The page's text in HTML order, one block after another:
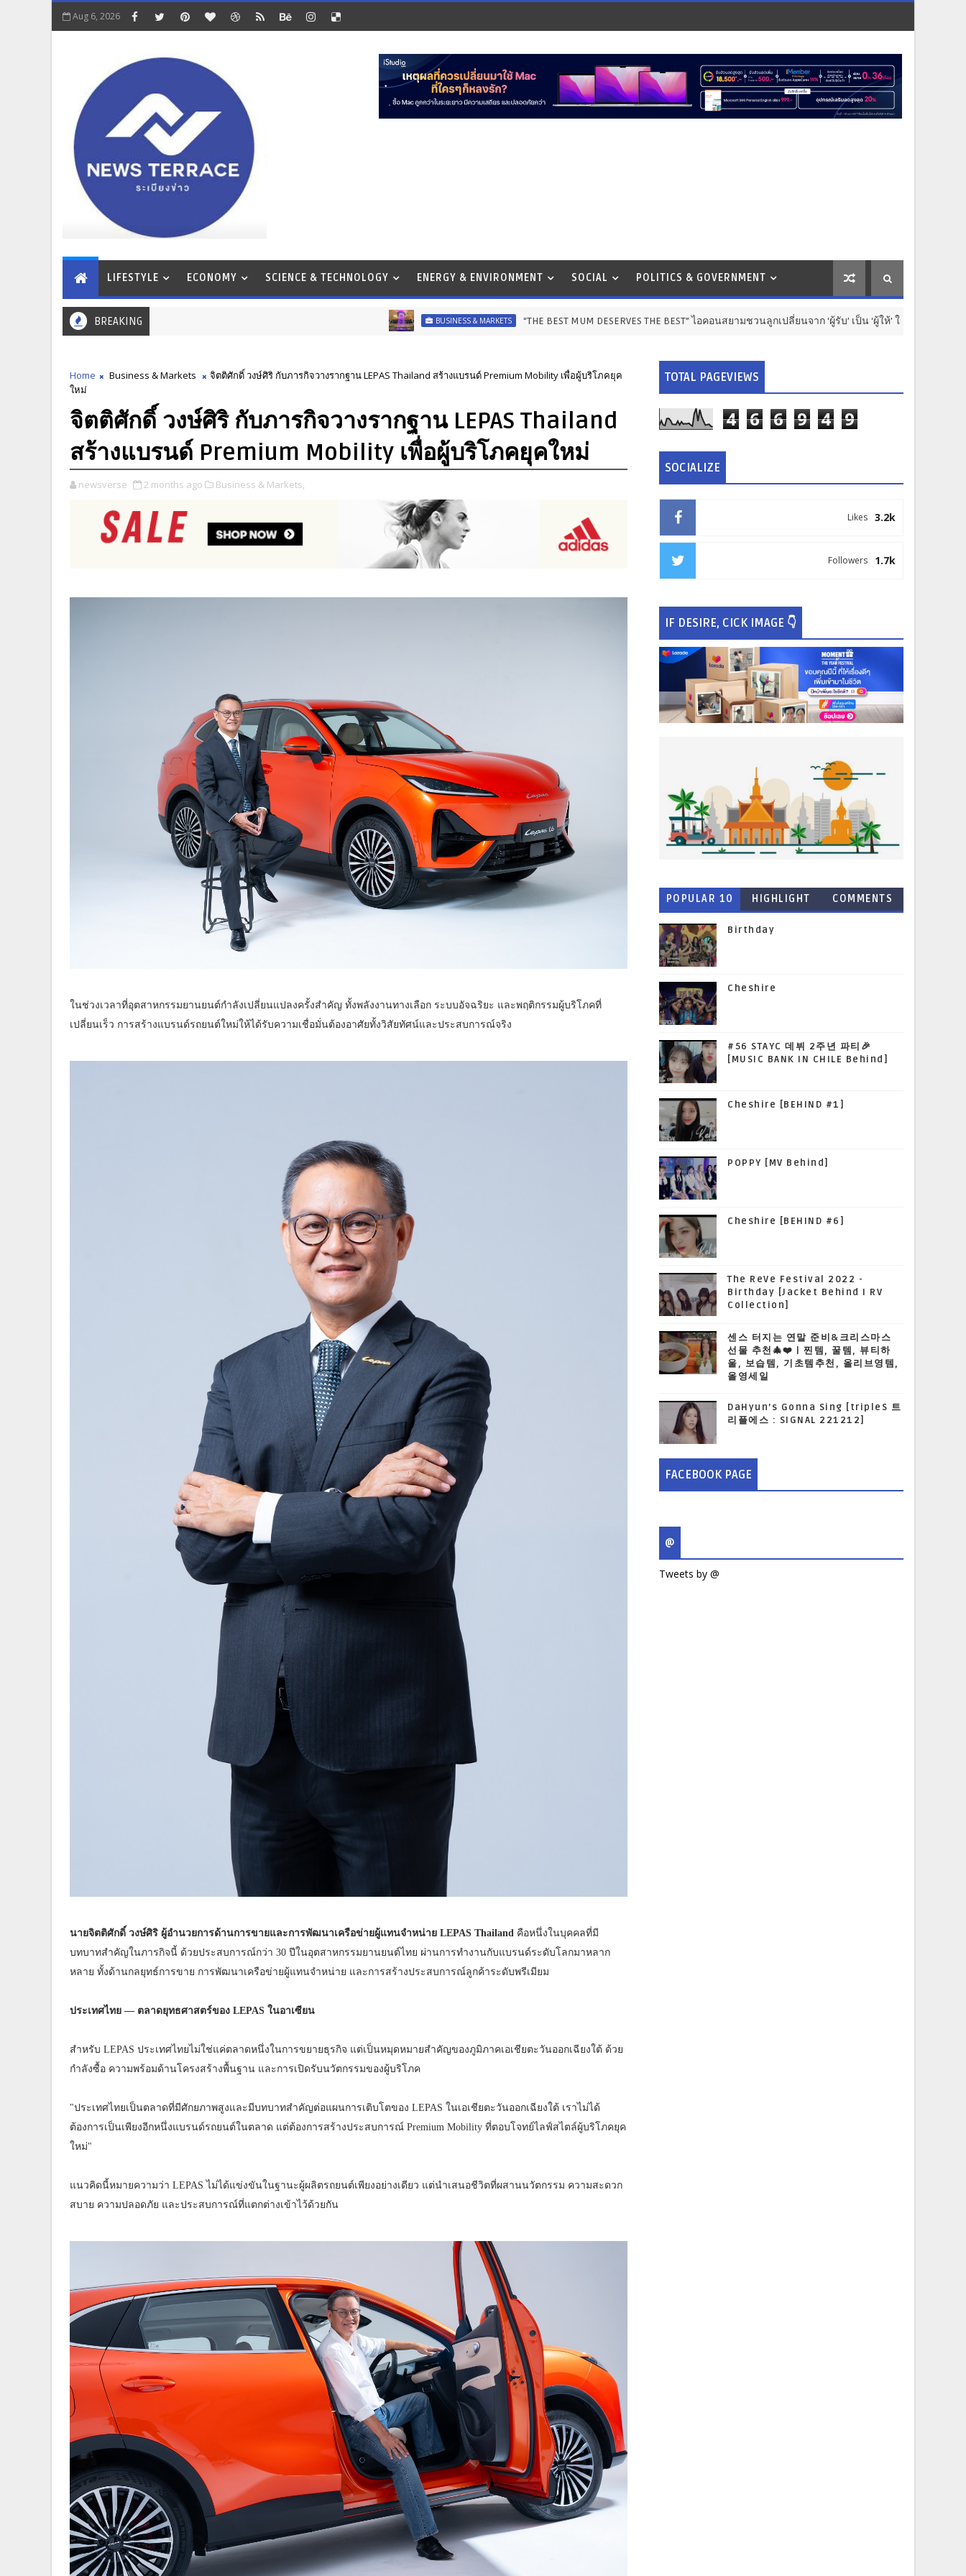
Aug 6, 2026
LIFESTYLE ECONOMY SCIENCE & TECHNOLOGY ENERGY & ENVIRONMENT SOCIAL POLITICS & GOVERNMENT
BREAKING BUSINESS & MARKETS “THE BEST MUM DESERVES THE BEST” ไอคอนสยามชวนลูกเปลี่ยนจาก ‘ผู้รับ’ เป็น ‘ผู้ให้’ ในวันแม่
Home Business & Markets
จิตติศักดิ์ วงษ์ศิริ กับภารกิจวางรากฐาน LEPAS Thailand สร้างแบรนด์ Premium Mobility เพื่อผู้บริโภคยุค
ใหม่
จิตติศักดิ์ วงษ์ศิริ กับภารกิจวางรากฐาน LEPAS Thailand
สร้างแบรนด์ Premium Mobility เพื่อผู้บริโภคยุคใหม่
newsverse 2 months ago Business & Markets,
ในช่วงเวลาที่อุตสาหกรรมยานยนต์กำลังเปลี่ยนแปลงครั้งสำคัญ ทั้งพลังงานทางเลือก ระบบอัจฉริยะ และพฤติกรรมผู้บริโภคที่
เปลี่ยนเร็ว การสร้างแบรนด์รถยนต์ใหม่ให้ได้รับความเชื่อมั่นต้องอาศัยทั้งวิสัยทัศน์และประสบการณ์จริง
นายจิตติศักดิ์ วงษ์ศิริ ผู้อำนวยการด้านการขายและการพัฒนาเครือข่ายผู้แทนจำหน่าย LEPAS Thailand คือหนึ่งในบุคคลที่มี
บทบาทสำคัญในภารกิจนี้ ด้วยประสบการณ์กว่า 30 ปีในอุตสาหกรรมยานยนต์ไทย ผ่านการทำงานกับแบรนด์ระดับโลกมาหลาก
หลาย ทั้งด้านกลยุทธ์การขาย การพัฒนาเครือข่ายผู้แทนจำหน่าย และการสร้างประสบการณ์ลูกค้าระดับพรีเมียม
ประเทศไทย — ตลาดยุทธศาสตร์ของ LEPAS ในอาเซียน
สำหรับ LEPAS ประเทศไทยไม่ใช่แค่ตลาดหนึ่งในการขยายธุรกิจ แต่เป็นหมุดหมายสำคัญของภูมิภาคเอเชียตะวันออกเฉียงใต้ ด้วย
กำลังซื้อ ความพร้อมด้านโครงสร้างพื้นฐาน และการเปิดรับนวัตกรรมของผู้บริโภค
"ประเทศไทยเป็นตลาดที่มีศักยภาพสูงและมีบทบาทสำคัญต่อแผนการเติบโตของ LEPAS ในเอเชียตะวันออกเฉียงใต้ เราไม่ได้
ต้องการเป็นเพียงอีกหนึ่งแบรนด์รถยนต์ในตลาด แต่ต้องการสร้างประสบการณ์ Premium Mobility ที่ตอบโจทย์ไลฟ์สไตล์ผู้บริโภคยุค
ใหม่"
แนวคิดนี้หมายความว่า LEPAS ไม่ได้แข่งขันในฐานะผู้ผลิตรถยนต์เพียงอย่างเดียว แต่นำเสนอชีวิตที่ผสานนวัตกรรม ความสะดวก
สบาย ความปลอดภัย และประสบการณ์ที่แตกต่างเข้าไว้ด้วยกัน
TOTAL PAGEVIEWS
4 6 6 9 4 9
SOCIALIZE
3.2k
Likes
1.7k
Followers
IF DESIRE, CICK IMAGE 👇
POPULAR 10
HIGHLIGHT
COMMENTS
Birthday
Cheshire
#56 STAYC 데뷔 2주년 파티🎉
[MUSIC BANK IN CHILE Behind]
Cheshire [BEHIND #1]
POPPY [MV Behind]
Cheshire [BEHIND #6]
The ReVe Festival 2022 -
Birthday [Jacket Behind I RV
Collection]
센스 터지는 연말 준비&크리스마스
선물 추천🎄❤️ | 찐템, 꿀템, 뷰티하
울, 보습템, 기초템추천, 올리브영템,
올영세일
DaHyun’s Gonna Sing [tripleS 트
리플에스 : SIGNAL 221212]
FACEBOOK PAGE
@
Tweets by @